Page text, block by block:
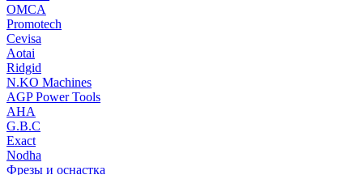
OMCA
Promotech
Cevisa
Aotai
Ridgid
N.KO Machines
AGP Power Tools
AHA
G.B.C
Exact
Nodha
Фрезы и оснастка